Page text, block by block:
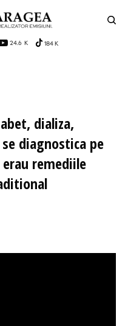
24.6 K 184 K
dializa,
diagnostica pe
remediile